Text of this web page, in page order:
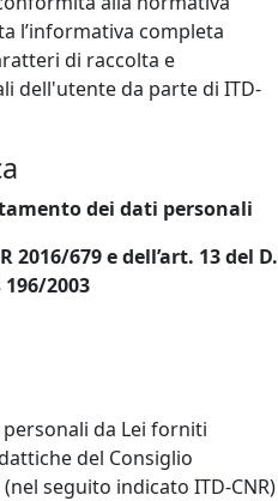
l’informativa completa
di raccolta e
dell'utente da parte di ITD-
dei dati personali
2016/679 e dell’art. 13 del D.
196/2003
da Lei forniti
del Consiglio
seguito indicato ITD-CNR)